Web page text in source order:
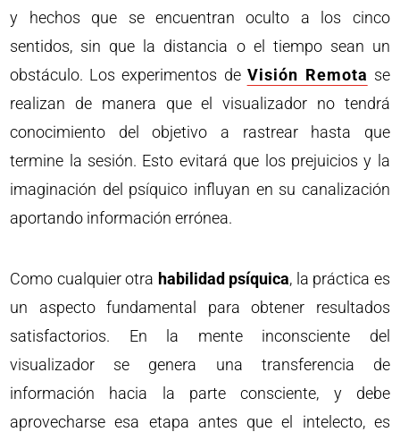
y hechos que se encuentran oculto a los cinco
sentidos, sin que la distancia o el tiempo sean un
obstáculo. Los experimentos de Visión Remota se
realizan de manera que el visualizador no tendrá
conocimiento del objetivo a rastrear hasta que
termine la sesión. Esto evitará que los prejuicios y la
imaginación del psíquico influyan en su canalización
aportando información errónea.
Como cualquier otra habilidad psíquica, la práctica es
un aspecto fundamental para obtener resultados
satisfactorios. En la mente inconsciente del
visualizador se genera una transferencia de
información hacia la parte consciente, y debe
aprovecharse esa etapa antes que el intelecto, es